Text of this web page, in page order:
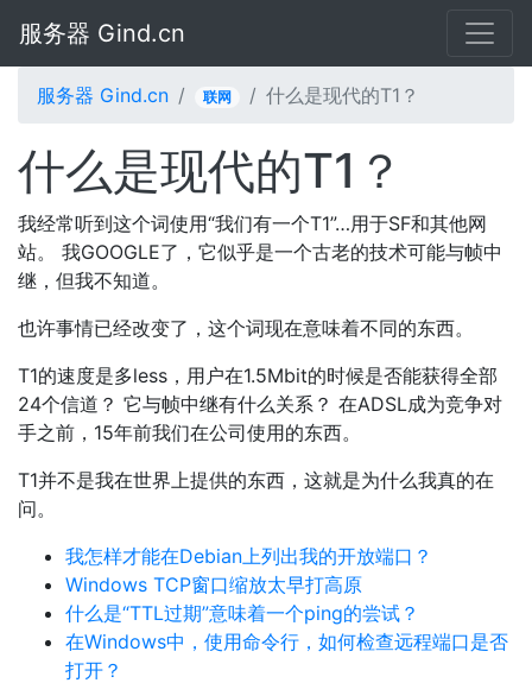
服务器 Gind.cn
服务器 Gind.cn 联网 什么是现代的T1？
什么是现代的T1？
我经常听到这个词使用“我们有一个T1”…用于SF和其他网
站。 我GOOGLE了，它似乎是一个古老的技术可能与帧中
继，但我不知道。
也许事情已经改变了，这个词现在意味着不同的东西。
T1的速度是多less，用户在1.5Mbit的时候是否能获得全部
24个信道？ 它与帧中继有什么关系？ 在ADSL成为竞争对
手之前，15年前我们在公司使用的东西。
T1并不是我在世界上提供的东西，这就是为什么我真的在
问。
我怎样才能在Debian上列出我的开放端口？
Windows TCP窗口缩放太早打高原
什么是“TTL过期”意味着一个ping的尝试？
在Windows中，使用命令行，如何检查远程端口是否
打开？